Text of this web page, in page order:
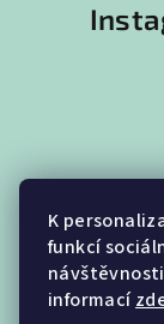
K
funkcí
informací